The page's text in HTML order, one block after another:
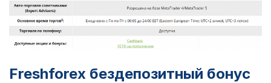
Freshforex бездепозитный бонус